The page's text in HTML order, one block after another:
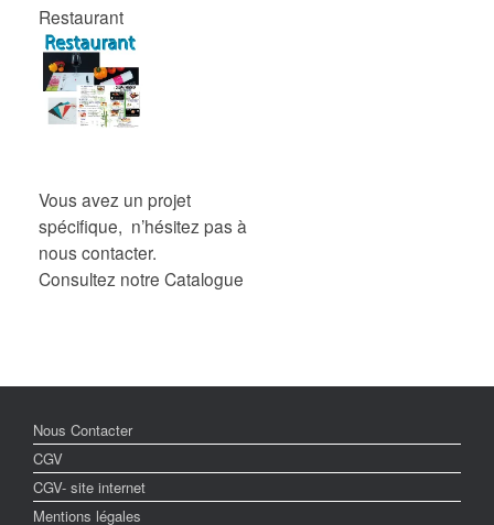
Restaurant
Vous avez un projet
spécifique, n’hésitez pas à
nous contacter.
Consultez notre Catalogue
Nous Contacter
CGV
CGV- site internet
Mentions légales